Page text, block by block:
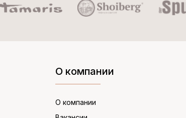
О компании
О компании